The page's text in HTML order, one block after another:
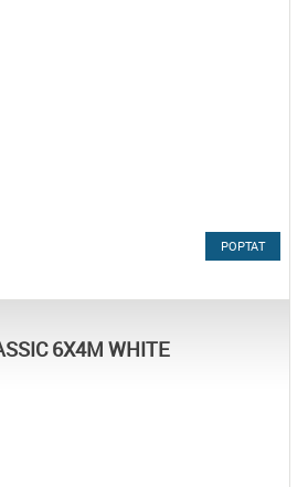
POPTAT
6X4M WHITE